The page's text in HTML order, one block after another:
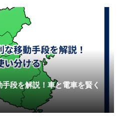
段を解説！車と電車を賢く